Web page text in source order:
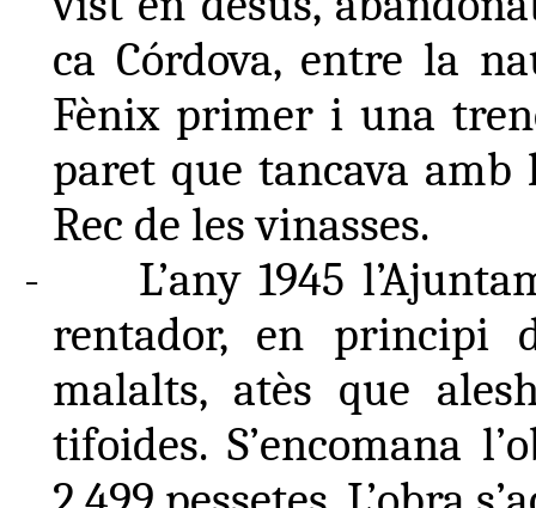
ca Córdova, entre la
Fènix primer i una
paret que tancava amb
Rec de les vinasses.
-
L’any 1945
rentador, en principi
malalts, atès que
tifoides. S’encomana